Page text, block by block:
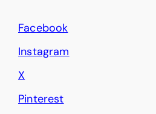
Facebook
Instagram
X
Pinterest